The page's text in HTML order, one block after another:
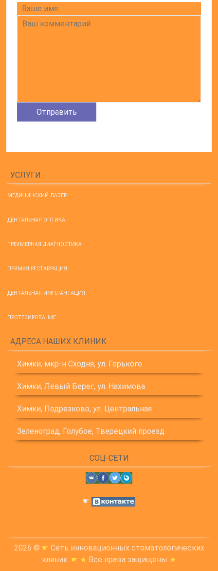
УСЛУГИ
МЕДИЦИНСКИЙ ЛАЗЕР
ДЕНТАЛЬНАЯ ОПТИКА
ТРЕХМЕРНАЯ ДИАГНОСТИКА
ПРЯМАЯ РЕСТАВРАЦИЯ
ДЕНТАЛЬНАЯ ИМПЛАНТАЦИЯ
ПРОТЕЗИРОВАНИЕ
АДРЕСА НАШИХ КЛИНИК
Химки, мкр-н Сходня, ул. Горького
Химки, Левый Берег, ул. Нахимова
Химки, Подрезково, ул. Центральная
Зеленоград, Голубое, Тверецкий проезд
СОЦ-СЕТИ
☛
2026 © ☛ Сеть инновационных стоматологических
клиник. ☛ ★ Все права защищены ★